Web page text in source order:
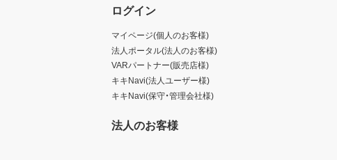
ログイン
マイページ(個人のお客様)
法人ポータル(法人のお客様)
VARパートナー(販売店様)
キキNavi(法人ユーザー様)
キキNavi(保守・管理会社様)
法人のお客様